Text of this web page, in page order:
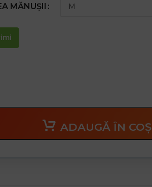
MĂNUȘII
ADAUGĂ ÎN COȘ